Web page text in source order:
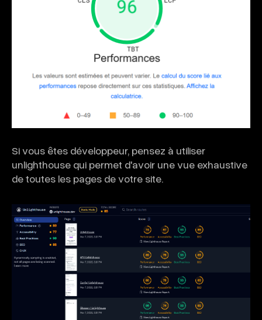
Si vous êtes développeur, pensez à utiliser
unlighthouse qui permet d'avoir une vue exhaustive
de toutes les pages de votre site.